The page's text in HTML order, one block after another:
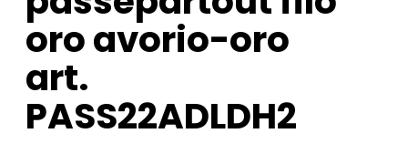
oro avorio-oro
art.
PASS22ADLDH2